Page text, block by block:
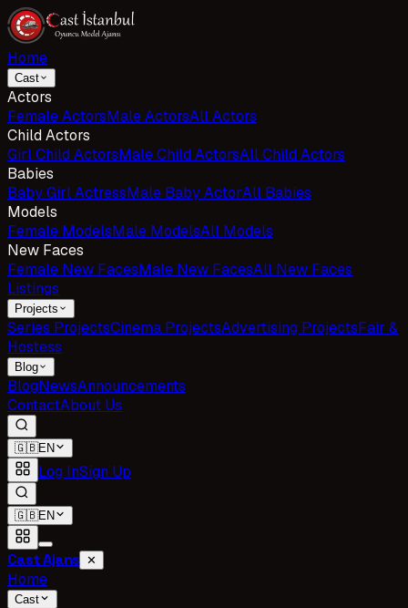
Home
Cast
Actors
Female ActorsMale ActorsAll Actors
Child Actors
Girl Child ActorsMale Child ActorsAll Child Actors
Babies
Baby Girl ActressMale Baby ActorAll Babies
Models
Female ModelsMale ModelsAll Models
New Faces
Female New FacesMale New FacesAll New Faces
Listings
Projects
Series ProjectsCinema ProjectsAdvertising ProjectsFair &
Hostess
Blog
BlogNewsAnnouncements
ContactAbout Us
🇬🇧EN
Log InSign Up
🇬🇧EN
Cast Ajans ✕
Home
Cast